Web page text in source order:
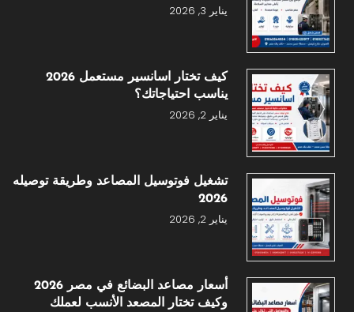
يناير 3, 2026
كيف تختار اسانسير مستعمل 2026
يناسب احتياجاتك؟
يناير 2, 2026
تشغيل فوتوسيل المصاعد وطريقة توصيله
2026
يناير 2, 2026
أسعار مصاعد البضائع في مصر 2026
وكيف تختار المصعد الأنسب لعملك